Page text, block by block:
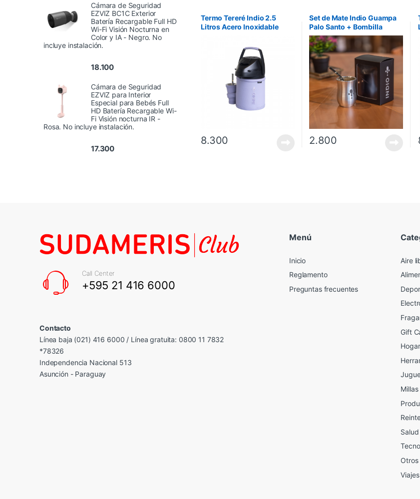
Termo Tereré Indio 2.5
Litros Acero Inoxidable
8.300
Set de Mate Indio Guampa
Palo Santo + Bombilla
Alpaca Pico Ancho – Plata
2.800
Cámara de Seguridad
EZVIZ BC1C Exterior
Batería Recargable Full HD
Wi-Fi Visión Nocturna en
Color y IA - Negro. No
incluye instalación.
18.100
Cámara de Seguridad
EZVIZ para Interior
Especial para Bebés Full
HD Batería Recargable Wi-
Fi Visión nocturna IR -
Rosa. No incluye instalación.
17.300
Call Center
+595 21 416 6000
Contacto
Línea baja (021) 416 6000 / Línea gratuita: 0800 11 7832
*78326
Independencia Nacional 513
Asunción - Paraguay
Menú
Inicio
Reglamento
Preguntas frecuentes
Aire
Gift
Hogar
Millas
Otros
Viajes